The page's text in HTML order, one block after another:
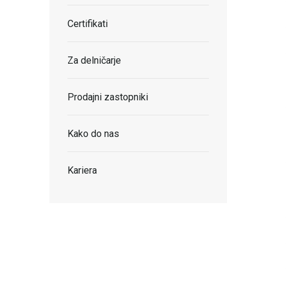
Certifikati
Za delničarje
Prodajni zastopniki
Kako do nas
Kariera